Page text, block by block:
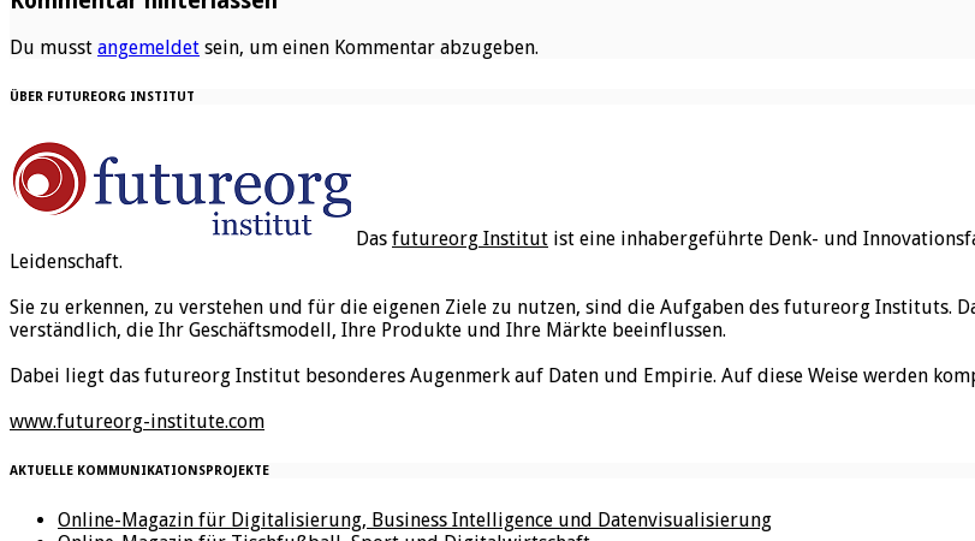
Du musst angemeldet sein, um einen Kommentar abzugeben.
ÜBER FUTUREORG INSTITUT
Das futureorg Institut ist eine inhabergeführte Denk- und
Leidenschaft.
Sie zu erkennen, zu verstehen und für die eigenen Ziele zu nutzen, sind die Aufgaben des futureorg
verständlich, die Ihr Geschäftsmodell, Ihre Produkte und Ihre Märkte beeinflussen.
Dabei liegt das futureorg Institut besonderes Augenmerk auf Daten und Empirie. Auf diese Weise werden
www.futureorg-institute.com
AKTUELLE KOMMUNIKATIONSPROJEKTE
Online-Magazin für Digitalisierung, Business Intelligence und Datenvisualisierung